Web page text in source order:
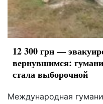
12 300 грн —
вернувшимся:
стала выборочной
Международная